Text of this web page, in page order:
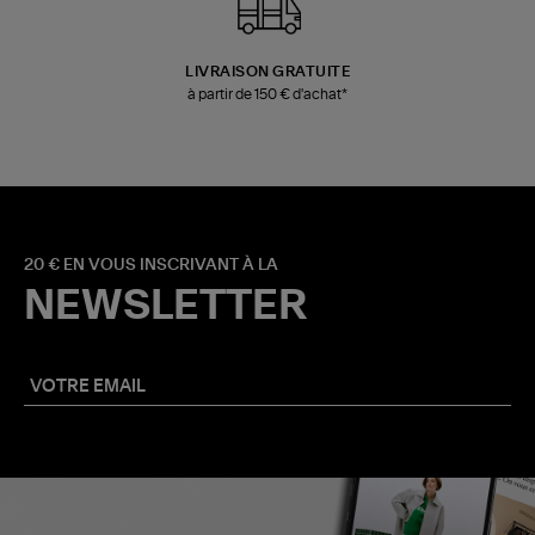
LIVRAISON GRATUITE
à partir de 150 € d'achat*
20 € EN VOUS INSCRIVANT À LA
NEWSLETTER